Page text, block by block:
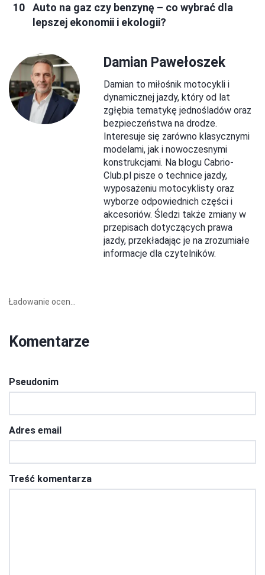
Auto na gaz czy benzynę – co wybrać dla
lepszej ekonomii i ekologii?
Damian Pawełoszek
Damian to miłośnik motocykli i
dynamicznej jazdy, który od lat
zgłębia tematykę jednośladów oraz
bezpieczeństwa na drodze.
Interesuje się zarówno klasycznymi
modelami, jak i nowoczesnymi
konstrukcjami. Na blogu Cabrio-
Club.pl pisze o technice jazdy,
wyposażeniu motocyklisty oraz
wyborze odpowiednich części i
akcesoriów. Śledzi także zmiany w
przepisach dotyczących prawa
jazdy, przekładając je na zrozumiałe
informacje dla czytelników.
Ładowanie ocen...
Komentarze
Pseudonim
Adres email
Treść komentarza